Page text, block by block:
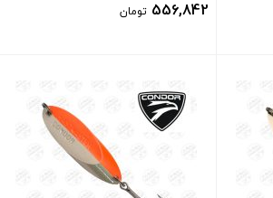
556,842 تومان